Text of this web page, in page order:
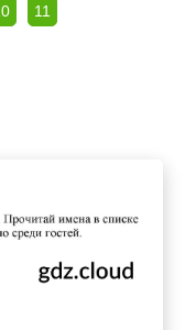
11